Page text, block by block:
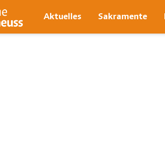
Aktuelles Sakramente